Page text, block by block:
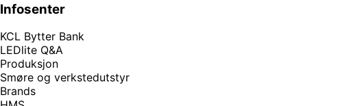
Infosenter
KCL Bytter Bank
LEDlite Q&A
Produksjon
Smøre og verkstedutstyr
Brands